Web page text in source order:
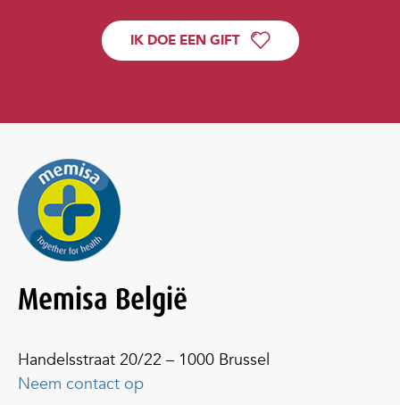
IK DOE EEN GIFT
Memisa België
Handelsstraat 20/22 – 1000 Brussel
Neem contact op